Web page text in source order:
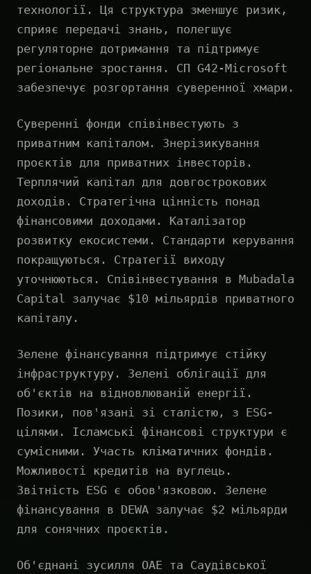
технології. Ця структура зменшує ризик,
сприяє передачі знань, полегшує
регуляторне дотримання та підтримує
регіональне зростання. СП G42-Microsoft
забезпечує розгортання суверенної хмари.
Суверенні фонди співінвестують з
приватним капіталом. Знерізикування
проєктів для приватних інвесторів.
Терплячий капітал для довгострокових
доходів. Стратегічна цінність понад
фінансовими доходами. Каталізатор
розвитку екосистеми. Стандарти керування
покращуються. Стратегії виходу
уточнюються. Співінвестування в Mubadala
Capital залучає $10 мільярдів приватного
капіталу.
Зелене фінансування підтримує стійку
інфраструктуру. Зелені облігації для
об'єктів на відновлюваній енергії.
Позики, пов'язані зі сталістю, з ESG-
цілями. Ісламські фінансові структури є
сумісними. Участь кліматичних фондів.
Можливості кредитів на вуглець.
Звітність ESG є обов'язковою. Зелене
фінансування в DEWA залучає $2 мільярди
для сонячних проєктів.
Об'єднані зусилля ОАЕ та Саудівської